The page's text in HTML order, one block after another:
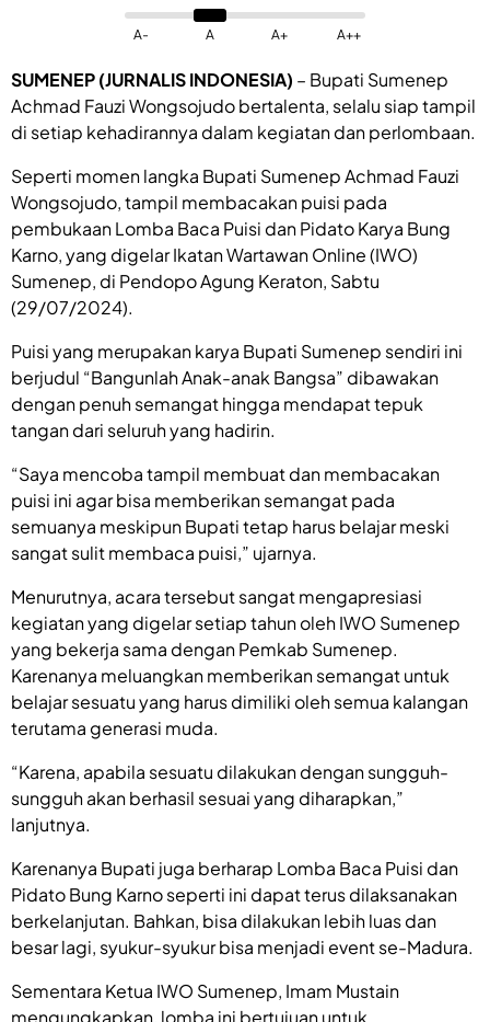
A- A A+ A++
SUMENEP (JURNALIS INDONESIA) – Bupati Sumenep
Achmad Fauzi Wongsojudo bertalenta, selalu siap tampil
di setiap kehadirannya dalam kegiatan dan perlombaan.
Seperti momen langka Bupati Sumenep Achmad Fauzi
Wongsojudo, tampil membacakan puisi pada
pembukaan Lomba Baca Puisi dan Pidato Karya Bung
Karno, yang digelar Ikatan Wartawan Online (IWO)
Sumenep, di Pendopo Agung Keraton, Sabtu
(29/07/2024).
Puisi yang merupakan karya Bupati Sumenep sendiri ini
berjudul “Bangunlah Anak-anak Bangsa” dibawakan
dengan penuh semangat hingga mendapat tepuk
tangan dari seluruh yang hadirin.
“Saya mencoba tampil membuat dan membacakan
puisi ini agar bisa memberikan semangat pada
semuanya meskipun Bupati tetap harus belajar meski
sangat sulit membaca puisi,” ujarnya.
Menurutnya, acara tersebut sangat mengapresiasi
kegiatan yang digelar setiap tahun oleh IWO Sumenep
yang bekerja sama dengan Pemkab Sumenep.
Karenanya meluangkan memberikan semangat untuk
belajar sesuatu yang harus dimiliki oleh semua kalangan
terutama generasi muda.
“Karena, apabila sesuatu dilakukan dengan sungguh-
sungguh akan berhasil sesuai yang diharapkan,”
lanjutnya.
Karenanya Bupati juga berharap Lomba Baca Puisi dan
Pidato Bung Karno seperti ini dapat terus dilaksanakan
berkelanjutan. Bahkan, bisa dilakukan lebih luas dan
besar lagi, syukur-syukur bisa menjadi event se-Madura.
Sementara Ketua IWO Sumenep, Imam Mustain